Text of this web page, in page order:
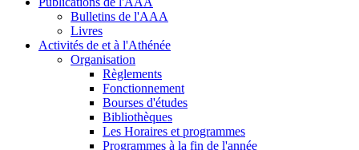
Bulletins de l'AAA
Livres
Activités de et à l'Athénée
Organisation
Règlements
Fonctionnement
Bourses d'études
Bibliothèques
Les Horaires et programmes
Programmes à la fin de l'année